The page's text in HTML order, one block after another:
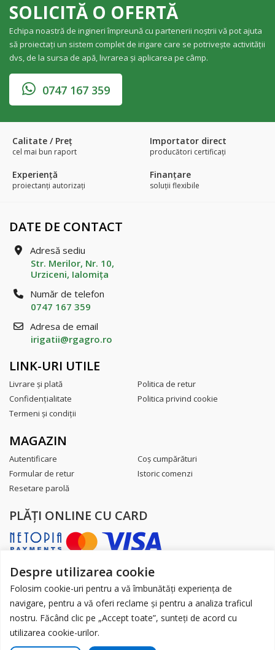
Despre utilizarea cookie
Folosim cookie-uri pentru a vă îmbunătăți experiența de
navigare, pentru a vă oferi reclame și pentru a analiza traficul
nostru. Făcând clic pe „Accept toate”, sunteți de acord cu
utilizarea cookie-urilor.
SOLICITĂ O OFERTĂ
Echipa noastră de ingineri împreună cu partenerii noștrii vă pot ajuta
să proiectați un sistem complet de irigare care se potrivește activității
dvs, de la sursa de apă, livrarea și aplicarea pe câmp.
0747 167 359
Calitate / Preţ
cel mai bun raport
Importator direct
producători certificaţi
Experienţă
proiectanți autorizați
Finanțare
soluții flexibile
DATE DE CONTACT
Adresă sediu
Str. Merilor, Nr. 10,
Urziceni, Ialomiţa
Număr de telefon
0747 167 359
Adresa de email
irigatii@rgagro.ro
LINK-URI UTILE
Livrare şi plată
Politica de retur
Confidenţialitate
Politica privind cookie
Termeni şi condiţii
MAGAZIN
Autentificare
Coş cumpărături
Formular de retur
Istoric comenzi
Resetare parolă
PLĂŢI ONLINE CU CARD
AUTORITATEA NAȚIONALĂ PENTRU
PROTECȚIA CONSUMATORILOR